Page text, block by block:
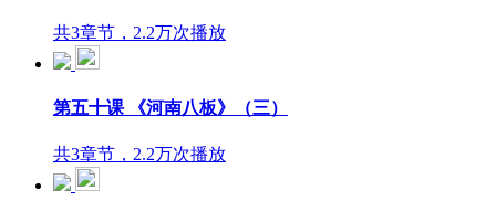
共3章节，2.2万次播放
第五十课 《河南八板》（三）
共3章节，2.2万次播放